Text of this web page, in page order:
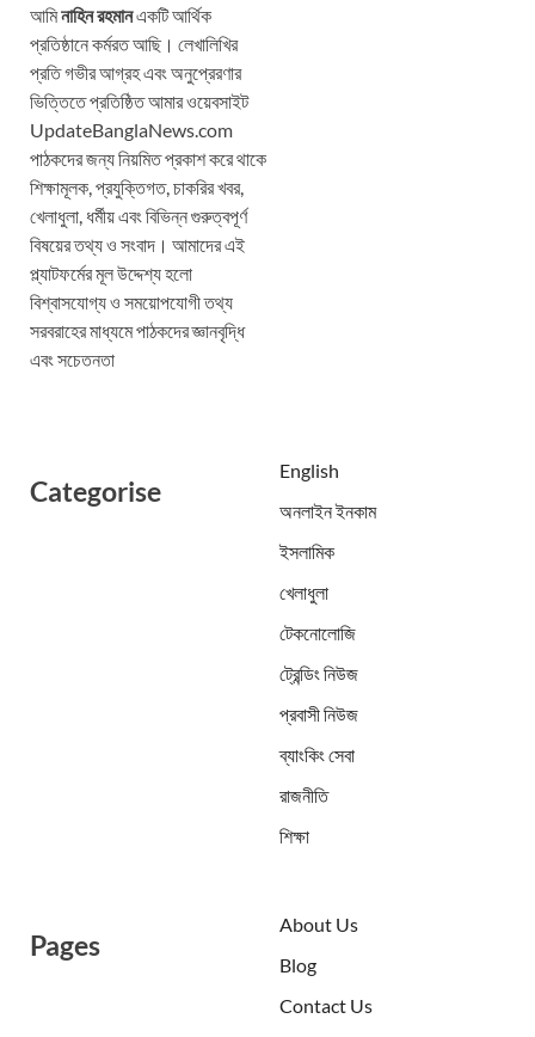
আমিনাহিন রহমানএকটি আর্থিক
প্রতিষ্ঠানে কর্মরত আছি। লেখালিখির
প্রতি গভীর আগ্রহ এবং অনুপ্রেরণার
ভিত্তিতে প্রতিষ্ঠিত আমার ওয়েবসাইট
UpdateBanglaNews.com
পাঠকদের জন্য নিয়মিত প্রকাশ করে থাকে
শিক্ষামূলক, প্রযুক্তিগত, চাকরির খবর,
খেলাধুলা, ধর্মীয় এবং বিভিন্ন গুরুত্বপূর্ণ
বিষয়ের তথ্য ও সংবাদ। আমাদের এই
প্ল্যাটফর্মের মূল উদ্দেশ্য হলো
বিশ্বাসযোগ্য ও সময়োপযোগী তথ্য
সরবরাহের মাধ্যমে পাঠকদের জ্ঞানবৃদ্ধি
এবং সচেতনতা
Categorise
English
অনলাইন ইনকাম
ইসলামিক
খেলাধুলা
টেকনোলোজি
ট্রেন্ডিং নিউজ
প্রবাসী নিউজ
ব্যাংকিং সেবা
রাজনীতি
শিক্ষা
Pages
About Us
Blog
Contact Us